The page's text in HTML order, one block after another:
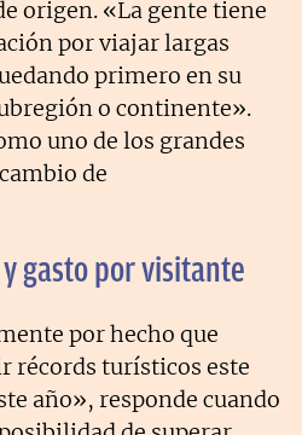
origen. «La gente tiene
por viajar largas
primero en su
o continente».
uno de los grandes
de
gasto por visitante
por hecho que
récords turísticos este
año», responde cuando